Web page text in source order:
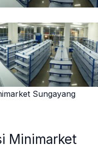
Sungayang
Minimarket